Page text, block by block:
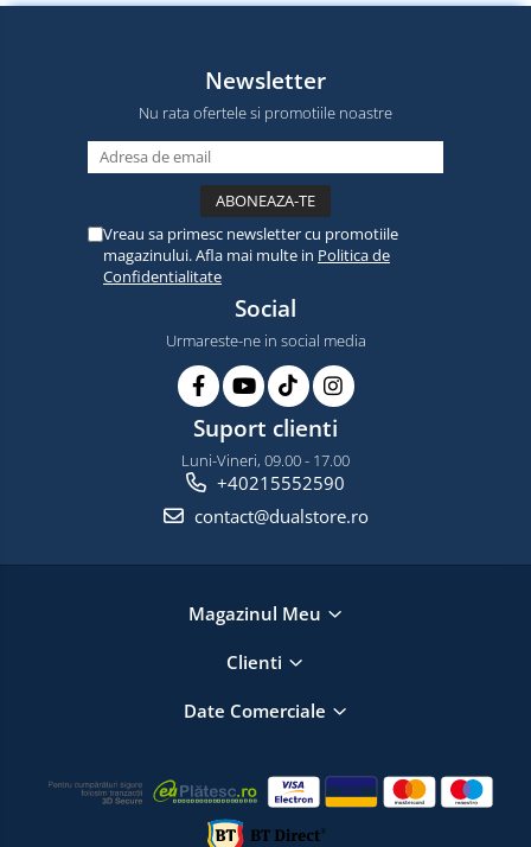
Newsletter
Nu rata ofertele si promotiile noastre
Vreau sa primesc newsletter cu promotiile
magazinului. Afla mai multe in Politica de
Confidentialitate
Social
Urmareste-ne in social media
Suport clienti
Luni-Vineri, 09.00 - 17.00
+40215552590
contact@dualstore.ro
Magazinul Meu
Clienti
Date Comerciale